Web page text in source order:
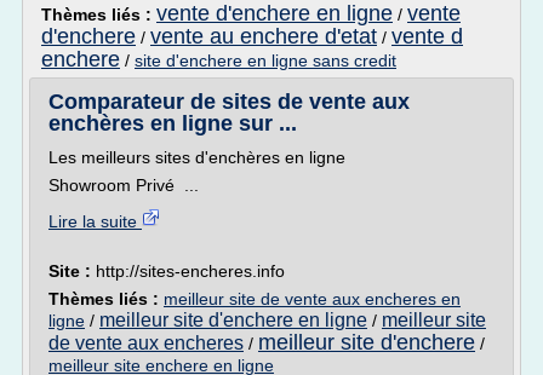
Thèmes liés : vente d'enchere en ligne / vente
d'enchere / vente au enchere d'etat / vente d
enchere / site d'enchere en ligne sans credit
Comparateur de sites de vente aux
enchères en ligne sur ...
Les meilleurs sites d'enchères en ligne
Showroom Privé ...
Lire la suite
Site : http://sites-encheres.info
Thèmes liés : meilleur site de vente aux encheres en
ligne / meilleur site d'enchere en ligne / meilleur site
de vente aux encheres / meilleur site d'enchere /
meilleur site enchere en ligne